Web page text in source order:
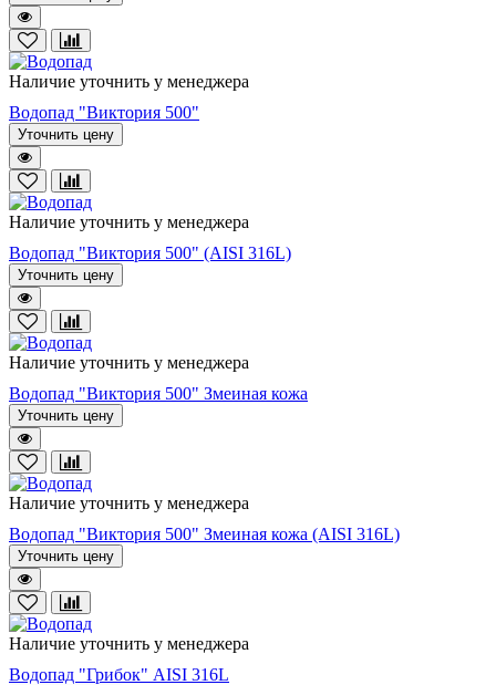
Наличие уточнить у менеджера
Водопад "Виктория 500"
Уточнить цену
Наличие уточнить у менеджера
Водопад "Виктория 500" (AISI 316L)
Уточнить цену
Наличие уточнить у менеджера
Водопад "Виктория 500" Змеиная кожа
Уточнить цену
Наличие уточнить у менеджера
Водопад "Виктория 500" Змеиная кожа (AISI 316L)
Уточнить цену
Наличие уточнить у менеджера
Водопад "Грибок" AISI 316L